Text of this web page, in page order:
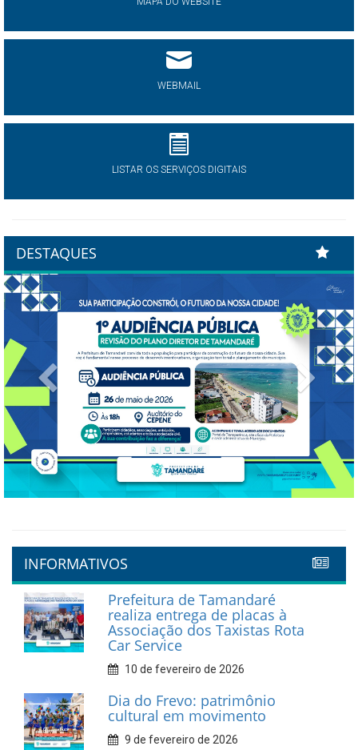
WEBMAIL
LISTAR OS SERVIÇOS DIGITAIS
DESTAQUES
Previous Next
INFORMATIVOS
Prefeitura de Tamandaré
realiza entrega de placas à
Associação dos Taxistas Rota
Car Service
10 de fevereiro de 2026
Dia do Frevo: patrimônio
cultural em movimento
9 de fevereiro de 2026